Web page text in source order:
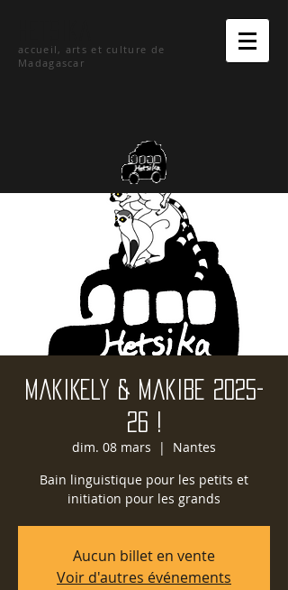
accueil, arts et culture de
Madagascar
MakiKely & MakiBe 2025-
26 !
dim. 08 mars
  |
Nantes
Bain linguistique pour les petits et
initiation pour les grands
Aucun billet en vente
Voir d'autres événements